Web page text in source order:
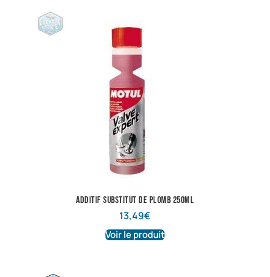
additif substitut de plomb 250ML
13,49€
Voir le produit